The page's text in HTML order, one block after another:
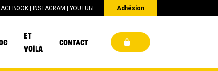
FACEBOOK INSTAGRAM |YOUTUBE Adhésion
ET
VOILÀ
CONTACT